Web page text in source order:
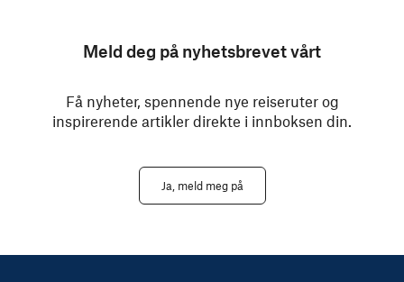
Meld deg på nyhetsbrevet vårt
Få nyheter, spennende nye reiseruter og
inspirerende artikler direkte i innboksen din.
Ja, meld meg på